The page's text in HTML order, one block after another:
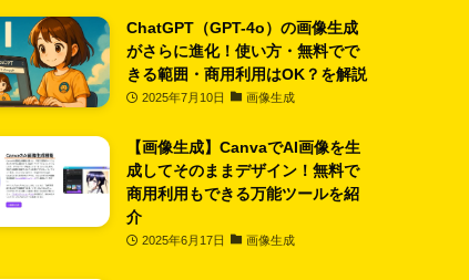
ChatGPT（GPT-4o）の画像生成
がさらに進化！使い方・無料でで
きる範囲・商用利用はOK？を解説
2025年7月10日 画像生成
【画像生成】CanvaでAI画像を生
成してそのままデザイン！無料で
商用利用もできる万能ツールを紹
介
2025年6月17日 画像生成